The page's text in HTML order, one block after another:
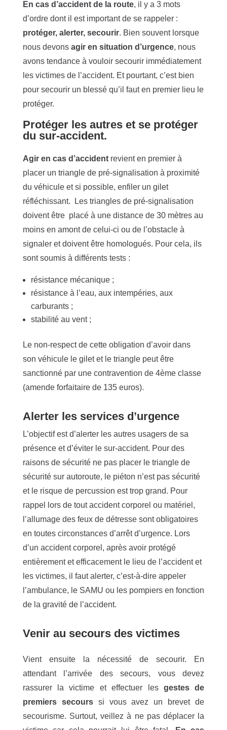
En cas d’accident de la route, il y a 3 mots
d’ordre dont il est important de se rappeler :
protéger, alerter, secourir. Bien souvent lorsque
nous devons agir en situation d’urgence, nous
avons tendance à vouloir secourir immédiatement
les victimes de l’accident. Et pourtant, c’est bien
pour secourir un blessé qu’il faut en premier lieu le
protéger.
Protéger les autres et se protéger
du sur-accident.
Agir en cas d’accidentrevient en premier à
placer un triangle de pré-signalisation à proximité
du véhicule et si possible, enfiler un gilet
réfléchissant.
Les triangles de pré-signalisation
doivent être placé à une distance de 30 mètres au
moins en amont de celui-ci ou de l’obstacle à
signaler et doivent être homologués. Pour cela, ils
sont soumis à différents tests :
résistance mécanique ;
résistance à l’eau, aux intempéries, aux
carburants ;
stabilité au vent ;
Le non-respect de cette obligation d’avoir dans
son véhicule le gilet et le triangle peut être
sanctionné par une contravention de 4ème classe
(amende forfaitaire de 135 euros).
Alerter les services d’urgence
L’objectif est d’alerter les autres usagers de sa
présence et d’éviter le sur-accident. Pour des
raisons de sécurité ne pas placer le triangle de
sécurité sur autoroute, le piéton n’est pas sécurité
et le risque de percussion est trop grand. Pour
rappel lors de tout accident corporel ou matériel,
l’allumage des feux de détresse sont obligatoires
en toutes circonstances d’arrêt d’urgence. Lors
d’un accident corporel, après avoir protégé
entièrement et efficacement le lieu de l’accident et
les victimes, il faut alerter, c’est-à-dire appeler
l’ambulance, le SAMU ou les pompiers en fonction
de la gravité de l’accident.
Venir au secours des victimes
Vient ensuite la nécessité de secourir. En
attendant l’arrivée des secours, vous devez
rassurer la victime et effectuer les gestes de
premiers secourssi vous avez un brevet de
secourisme. Surtout, veillez à ne pas déplacer la